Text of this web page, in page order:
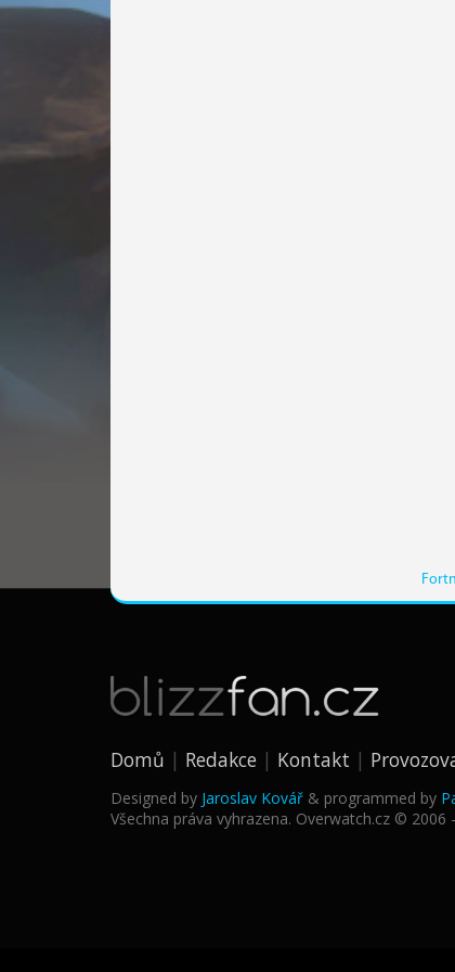
Domů Redakce Kontakt
Designed by Jaroslav Kovář & programmed by
Všechna práva vyhrazena. Overwatch.cz © 2006